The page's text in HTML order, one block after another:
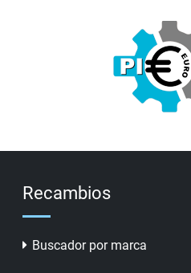
Recambios
Buscador por marca